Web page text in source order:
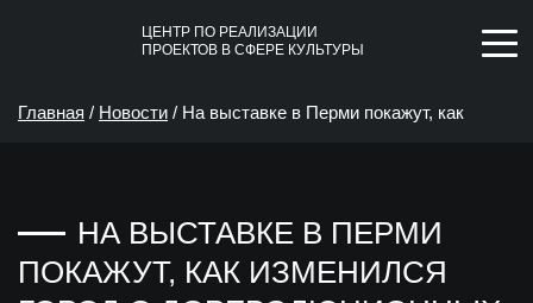
ЦЕНТР ПО РЕАЛИЗАЦИИ
ПРОЕКТОВ В СФЕРЕ КУЛЬТУРЫ
Главная / Новости / На выставке в Перми покажут, как
НА ВЫСТАВКЕ В ПЕРМИ
ПОКАЖУТ, КАК ИЗМЕНИЛСЯ